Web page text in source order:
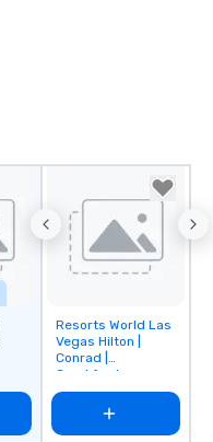
Removed from
favorites
Resorts World Las
Vegas Hilton |
Conrad |
Crockfords